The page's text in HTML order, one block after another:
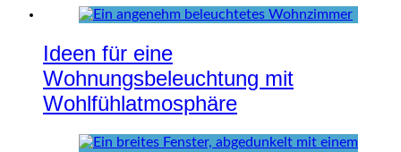
Ideen für eine
Wohnungsbeleuchtung mit
Wohlfühlatmosphäre